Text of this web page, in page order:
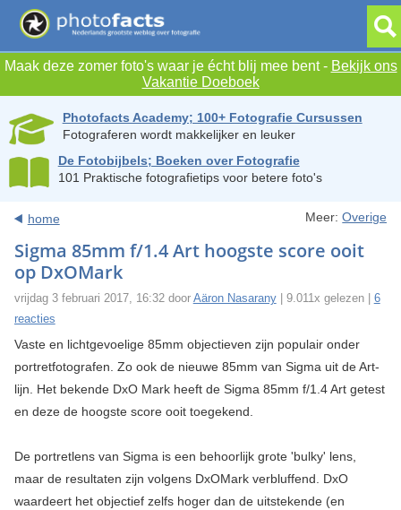
Maak deze zomer foto's waar je écht blij mee bent - Bekijk ons
Vakantie Doeboek
Photofacts Academy; 100+ Fotografie Cursussen
Fotograferen wordt makkelijker en leuker
De Fotobijbels; Boeken over Fotografie
101 Praktische fotografietips voor betere foto's
home Meer:Overige
Sigma 85mm f/1.4 Art hoogste score ooit
op DxOMark
vrijdag 3 februari 2017, 16:32 door Aäron Nasarany| 9.011x gelezen | 6
reacties
Vaste en lichtgevoelige 85mm objectieven zijn populair onder
portretfotografen. Zo ook de nieuwe 85mm van Sigma uit de Art-
lijn. Het bekende DxO Mark heeft de Sigma 85mm f/1.4 Art getest
en deze de hoogste score ooit toegekend.
De portretlens van Sigma is een behoorlijk grote 'bulky' lens,
maar de resultaten zijn volgens DxOMark verbluffend. DxO
waardeert het objectief zelfs hoger dan de uitstekende (en